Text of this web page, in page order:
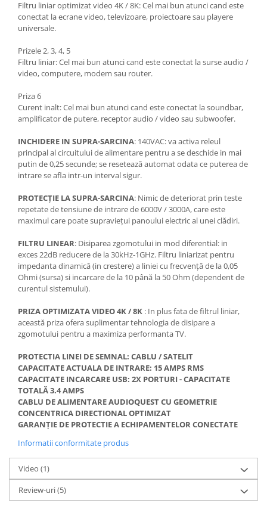
Filtru liniar optimizat video 4K / 8K: Cel mai bun atunci cand este
conectat la ecrane video, televizoare, proiectoare sau playere
universale.
Prizele 2, 3, 4, 5
Filtru liniar: Cel mai bun atunci cand este conectat la surse audio /
video, computere, modem sau router.
Priza 6
Curent inalt: Cel mai bun atunci cand este conectat la soundbar,
amplificator de putere, receptor audio / video sau subwoofer.
INCHIDERE IN SUPRA-SARCINA: 140VAC: va activa releul
principal al circuitului de alimentare pentru a se deschide in mai
putin de 0,25 secunde; se resetează automat odata ce puterea de
intrare se afla intr-un interval sigur.
PROTECȚIE LA SUPRA-SARCINA: Nimic de deteriorat prin teste
repetate de tensiune de intrare de 6000V / 3000A, care este
maximul care poate supraviețui panoului electric al unei clădiri.
FILTRU LINEAR: Disiparea zgomotului in mod diferential: in
exces 22dB reducere de la 30kHz-1GHz. Filtru liniarizat pentru
impedanta dinamică (in crestere) a liniei cu frecvență de la 0,05
Ohmi (sursa) si incarcare de la 10 până la 50 Ohm (dependent de
curentul sistemului).
PRIZA OPTIMIZATA VIDEO 4K / 8K : In plus fata de filtrul liniar,
această priza ofera suplimentar tehnologia de disipare a
zgomotului pentru a maximiza performanta TV.
PROTECTIA LINEI DE SEMNAL: CABLU / SATELIT
CAPACITATE ACTUALA DE INTRARE: 15 AMPS RMS
CAPACITATE INCARCARE USB: 2X PORTURI - CAPACITATE
TOTALĂ 3.4 AMPS
CABLU DE ALIMENTARE AUDIOQUEST CU GEOMETRIE
CONCENTRICA DIRECTIONAL OPTIMIZAT
GARANȚIE DE PROTECTIE A ECHIPAMENTELOR CONECTATE
Informatii conformitate produs
Video (1)
Review-uri(5)